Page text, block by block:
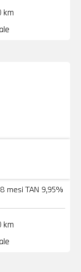
km
mesi TAN 9,95%
km